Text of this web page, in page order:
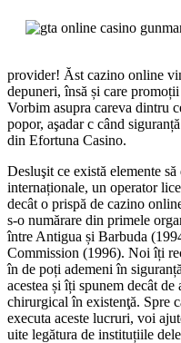
provider! Ăst cazino online
depuneri, însă și care
Vorbim asupra careva dintru
popor, aşadar c când
din Efortuna Casino.
Desluşit ce există elemente
internaționale, un operator
decât o prispă de cazino
s-o numărare din primele
între Antigua și Barbuda
Commission (1996). Noi îți
în de poți ademeni în
acestea și îți spunem decât
chirurgical în existenţă. Spre
executa aceste lucruri, voi
uite legătura de instituțiile